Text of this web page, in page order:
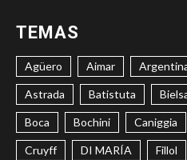
TEMAS
Agüero Aimar
Astrada Batistuta
Boca Bochini Caniggia
Cruyff DI MARÍA Fillol